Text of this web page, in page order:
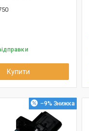
Купити
–9%